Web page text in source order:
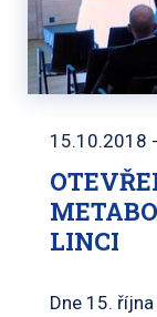
15.10.2018
LINCI
Dne 15.